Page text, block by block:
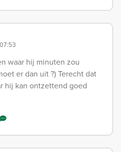
waar hij minuten zou
er dan uit ?) Terecht dat
hij kan ontzettend goed